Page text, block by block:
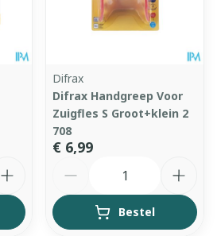
Difrax
Difrax Handgreep Voor
Zuigfles S Groot+klein 2
708
€ 6,99
Bestel